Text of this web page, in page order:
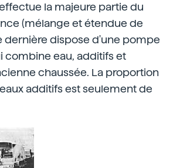
la majeure partie du
(mélange et étendue de
dernière dispose d'une pompe
combine eau, additifs et
chaussée. La proportion
additifs est seulement de